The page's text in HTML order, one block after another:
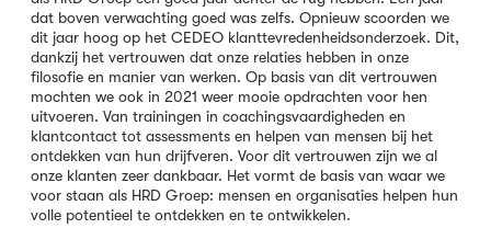
dat boven verwachting goed was zelfs. Opnieuw scoorden we
dit jaar hoog op het CEDEO klanttevredenheidsonderzoek. Dit,
dankzij het vertrouwen dat onze relaties hebben in onze
filosofie en manier van werken. Op basis van dit vertrouwen
mochten we ook in 2021 weer mooie opdrachten voor hen
uitvoeren. Van trainingen in coachingsvaardigheden en
klantcontact tot assessments en helpen van mensen bij het
ontdekken van hun drijfveren. Voor dit vertrouwen zijn we al
onze klanten zeer dankbaar. Het vormt de basis van waar we
voor staan als HRD Groep: mensen en organisaties helpen hun
volle potentieel te ontdekken en te ontwikkelen.